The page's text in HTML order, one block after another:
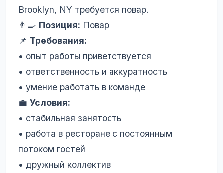
Brooklyn, NY требуется повар.
👨‍🍳 Позиция: Повар
📌 Требования:
• опыт работы приветствуется
• ответственность и аккуратность
• умение работать в команде
💼 Условия:
• стабильная занятость
• работа в ресторане с постоянным
потоком гостей
• дружный коллектив